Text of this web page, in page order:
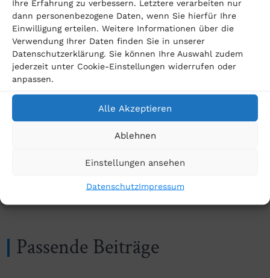
Ihre Erfahrung zu verbessern. Letztere verarbeiten nur
dann personenbezogene Daten, wenn Sie hierfür Ihre
Einwilligung erteilen. Weitere Informationen über die
Verwendung Ihrer Daten finden Sie in unserer
Datenschutzerklärung. Sie können Ihre Auswahl zudem
jederzeit unter Cookie-Einstellungen widerrufen oder
anpassen.
Alle Akzeptieren
Ablehnen
Einstellungen ansehen
DatenschutzImpressum
Für Verbraucher ist es nicht einfach, sich im
Dschungel dieser Ansprüche, Gewährleistungsrechte,
Zulassungsentziehungen, Verjährung und anderen
Unwägbarkeiten zurecht zu finden.
Daher unsere Empfehlung:
Sichern Sie sich Ihre Rechte und nehmen Sie sich
Passende Beiträge